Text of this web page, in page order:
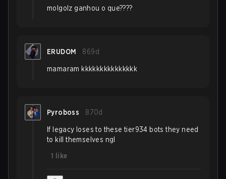
molgolz ganhou o que????
ERUDOM 869d
mamaram kkkkkkkkkkkkkkk
Pyroboss 870d
If legacy loses to these tier934 bots they need
to kill themselves ngl
1
like